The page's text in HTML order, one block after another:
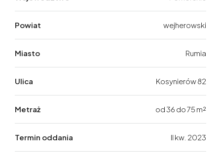
Powiat wejherowski
Miasto Rumia
Ulica Kosynierów 82
Metraż od 36 do 75 m²
Termin oddania II kw. 2023